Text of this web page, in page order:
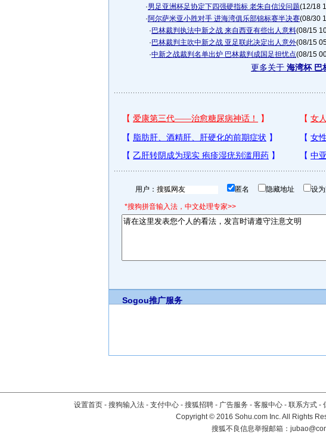
·男足亚洲杯足协定下四强硬指标 老朱自信没问题(12/18
·阿尔萨米亚小胜对手 进海湾俱乐部锦标赛半决赛(08/30
· 巴林裁判执法中新之战 来自西亚有些出人意料(08/15
· 巴林裁判主吹中新之战 亚足联此决定出人意外(08/15
·中新之战裁判名单出炉 巴林裁判成国足担忧点(08/15
更多关于 海湾杯 巴
用户： 匿名 隐藏地址 设
*搜狗拼音输入法，中文处理专家>>
Sogou推广服务
设置首页 - 搜狗输入法 - 支付中心 - 搜狐招聘 - 广告服务 - 客服中心 - 联系方式 -
Copyright©2016 Sohu.com Inc. All Rights
搜狐不良信息举报邮箱：